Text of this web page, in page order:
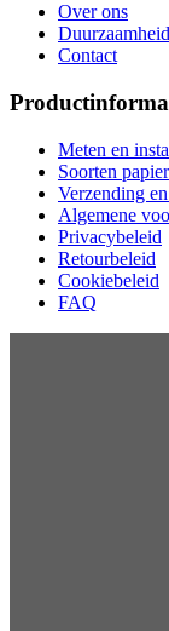
Over ons
Duurzaamheid
Contact
Meten en
Soorten papier
Verzending
Algemene
Privacybeleid
Retourbeleid
Cookiebeleid
FAQ